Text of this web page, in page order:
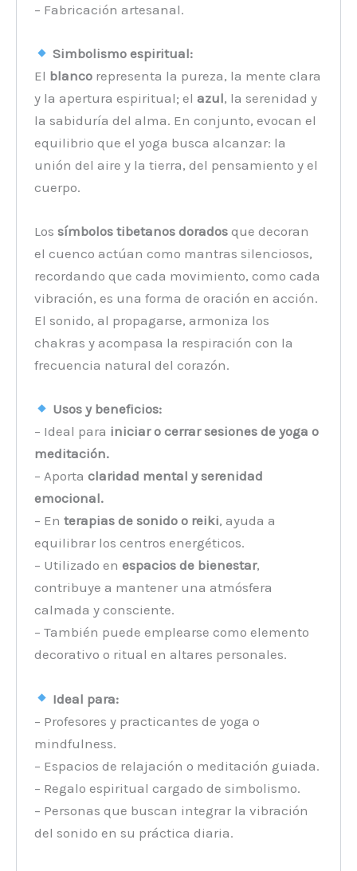
– Fabricación artesanal.
Simbolismo espiritual:
El blanco representa la pureza, la mente clara
y la apertura espiritual; elazul, la serenidad y
la sabiduría del alma. En conjunto, evocan el
equilibrio que el yoga busca alcanzar: la
unión del aire y la tierra, del pensamiento y el
cuerpo.
Lossímbolos tibetanos dorados que decoran
el cuenco actúan como mantras silenciosos,
recordando que cada movimiento, como cada
vibración, es una forma de oración en acción.
El sonido, al propagarse, armoniza los
chakras y acompasa la respiración con la
frecuencia natural del corazón.
Usos y beneficios:
– Ideal para iniciar o cerrar sesiones de yoga o
meditación.
– Aportaclaridad mental y serenidad
emocional.
– Enterapias de sonido o reiki, ayuda a
equilibrar los centros energéticos.
– Utilizado enespacios de bienestar,
contribuye a mantener una atmósfera
calmada y consciente.
– También puede emplearse como elemento
decorativo o ritual en altares personales.
Ideal para:
– Profesores y practicantes de yoga o
mindfulness.
– Espacios de relajación o meditación guiada.
– Regalo espiritual cargado de simbolismo.
– Personas que buscan integrar la vibración
del sonido en su práctica diaria.